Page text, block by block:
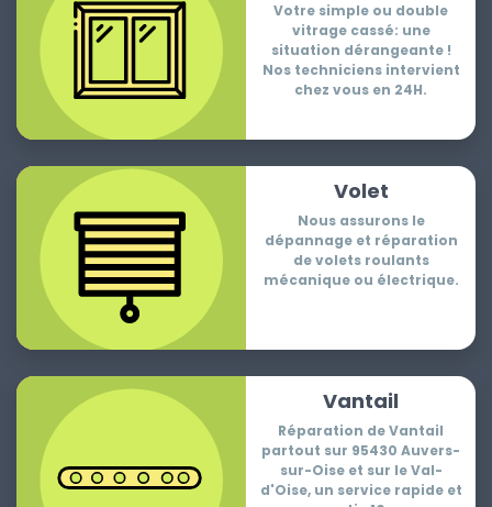
Votre simple ou double
vitrage cassé: une
situation dérangeante !
Nos techniciens intervient
chez vous en 24H.
Volet
Nous assurons le
dépannage et réparation
de volets roulants
mécanique ou électrique.
Vantail
Réparation de Vantail
partout sur 95430 Auvers-
sur-Oise et sur le Val-
d'Oise, un service rapide et